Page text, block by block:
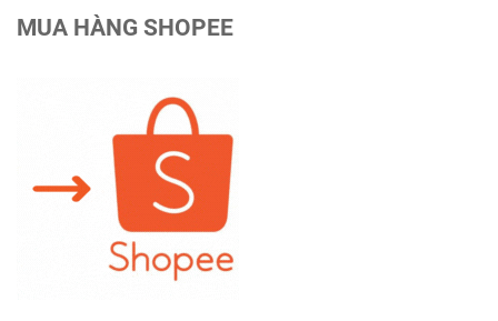
MUA HÀNG SHOPEE